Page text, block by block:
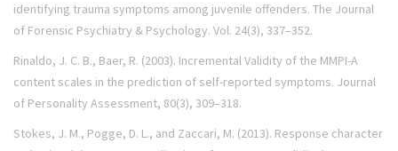
identifying trauma symptoms among juvenile offenders. The Journal
of Forensic Psychiatry & Psychology. Vol. 24(3), 337–352.
Rinaldo, J. C. B., Baer, R. (2003). Incremental Validity of the MMPI-A
content scales in the prediction of self-reported symptoms. Journal
of Personality Assessment, 80(3), 309–318.
Stokes, J. M., Pogge, D. L., and Zaccari, M. (2013). Response character